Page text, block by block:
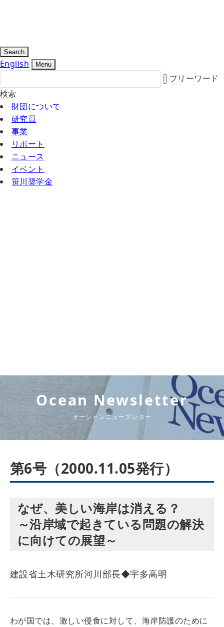
Search
English Menu
フリーワード
検索
財団について
研究員
事業
リポート
ニュース
イベント
笹川奨学金
Ocean Newsletter
オーシャンニューズレター
第6号（2000.11.05発行）
なぜ、美しい海岸は消える？
～沿岸域で起きている問題の解決
に向けての展望～
建設省土木研究所河川部長◆宇多高明
わが国では、激しい侵食に対して、海岸防護のために